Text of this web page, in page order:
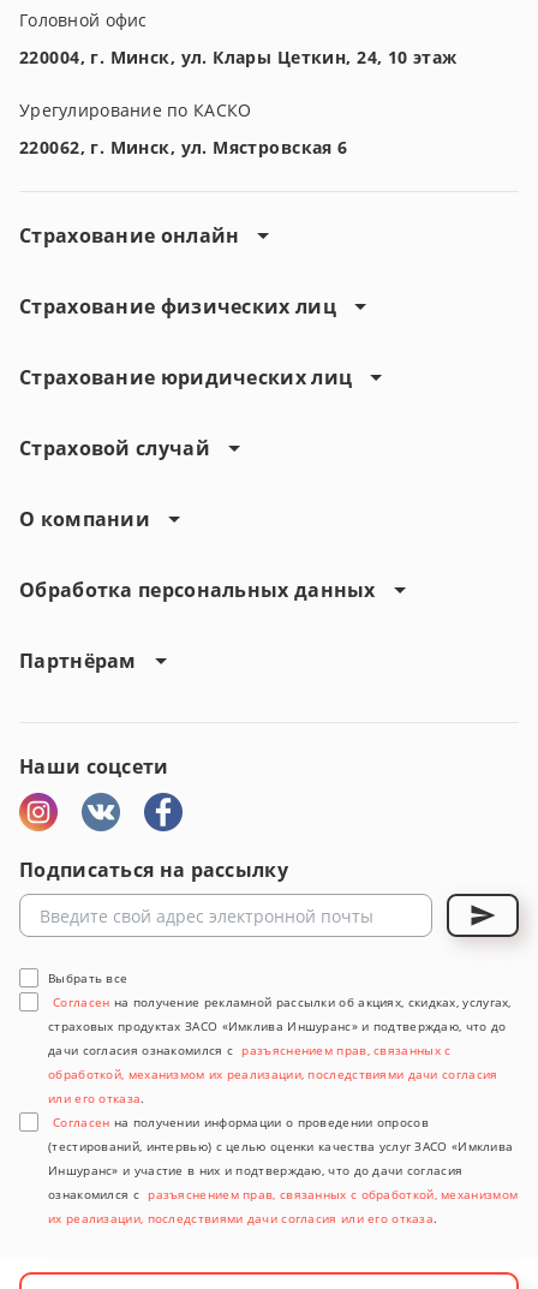
Головной офис
220004, г. Минск, ул. Клары Цеткин, 24, 10 этаж
Урегулирование по КАСКО
220062, г. Минск, ул. Мястровская 6
Страхование онлайн
Страхование физических лиц
Страхование юридических лиц
Страховой случай
О компании
Обработка персональных данных
Партнёрам
Наши соцсети
Подписаться на рассылку
Выбрать все
Согласен на получение рекламной рассылки об акциях, скидках, услугах,
страховых продуктах ЗАСО «Имклива Иншуранс» и подтверждаю, что до
дачи согласия ознакомился с разъяснением прав, связанных с
обработкой, механизмом их реализации, последствиями дачи согласия
или его отказа.
Согласен на получении информации о проведении опросов
(тестирований, интервью) с целью оценки качества услуг ЗАСО «Имклива
Иншуранс» и участие в них и подтверждаю, что до дачи согласия
ознакомился с разъяснением прав, связанных с обработкой, механизмом
их реализации, последствиями дачи согласия или его отказа.